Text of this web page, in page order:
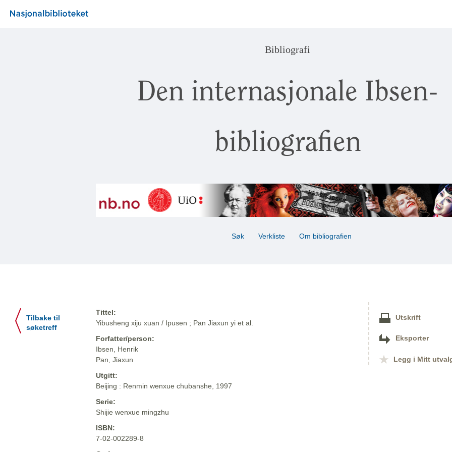
Bibliografi
Den internasjonale Ibsen-
bibliografien
Søk Verkliste Om bibliografien
Tilbake til
søketreff
Tittel:
Yibusheng xiju xuan / Ipusen ; Pan Jiaxun yi et al.
Forfatter/person:
Ibsen, Henrik
Pan, Jiaxun
Utgitt:
Beijing : Renmin wenxue chubanshe, 1997
Serie:
Shijie wenxue mingzhu
ISBN:
7-02-002289-8
Utskrift
Eksporter
Legg i Mitt